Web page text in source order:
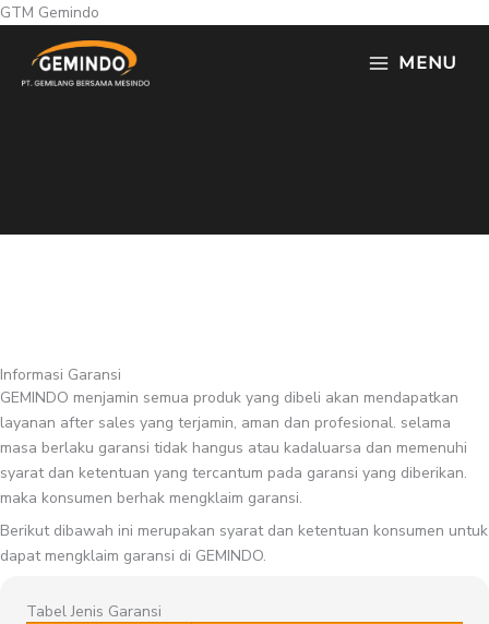
GTM Gemindo
to
content
MENU
Informasi Garansi
GEMINDO menjamin semua produk yang dibeli akan mendapatkan
layanan after sales yang terjamin, aman dan profesional. selama
masa berlaku garansi tidak hangus atau kadaluarsa dan memenuhi
syarat dan ketentuan yang tercantum pada garansi yang diberikan.
maka konsumen berhak mengklaim garansi.
Berikut dibawah ini merupakan syarat dan ketentuan konsumen untuk
dapat mengklaim garansi di GEMINDO.
Tabel Jenis Garansi